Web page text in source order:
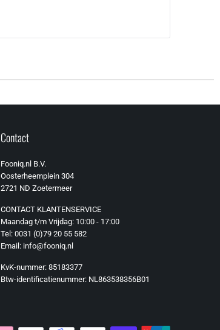
Contact
Fooniq.nl B.V.
Oosterheemplein 304
2721 ND Zoetermeer
CONTACT KLANTENSERVICE
Maandag t/m Vrijdag: 10:00 - 17:00
Tel: 0031 (0)79 20 55 582
Email: info@fooniq.nl
KvK-nummer: 85183377
Btw-identificatienummer: NL863538356B01